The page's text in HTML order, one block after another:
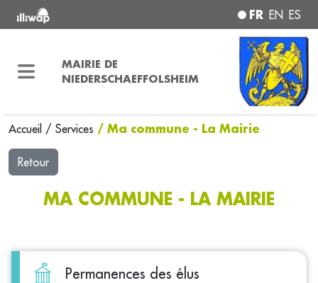
FR EN ES
MAIRIE DE
NIEDERSCHAEFFOLSHEIM
Accueil / Services / Ma commune - La Mairie
Retour
MA COMMUNE - LA MAIRIE
Permanences des élus